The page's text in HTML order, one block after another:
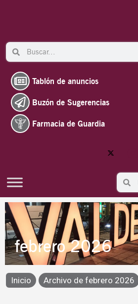
Search Search
Tablón de anuncios
Buzón de Sugerencias
Farmacia de Guardia
Search
febrero 2026
Inicio Archivo de febrero 2026